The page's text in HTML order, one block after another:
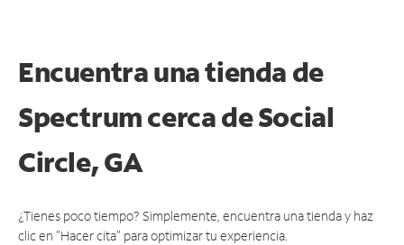
Encuentra una tienda de
Spectrumcerca de Social
Circle, GA
¿Tienes poco tiempo? Simplemente, encuentra una tienda y haz
clic en "Hacer cita" para optimizar tu experiencia.